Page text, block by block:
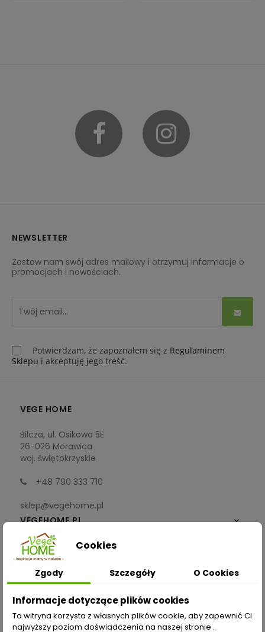
Facebook
NEWSLETTER
Zostaw nam swój adres mailowy i otrzymuj informacje o
promocjach i nowościach.
Potwierdzam, że zapoznałem się z Regulaminem
Sklepu i akceptuję jego treść.
VEGE HOME
Bilcza, ul. Osikowa 5E
26-026 Morawica
woj. świętokrzyskie
+48 790 333 710
sklep@vegehome.pl
VEGEHOME.PL

INFORMACJE
ZAKUPY
Moje konto
Cookies
Zgody Szczegóły O Cookies
Informacje dotyczące plików cookies
Ta witryna korzysta z własnych plików cookie, aby zapewnić Ci
najwyższy poziom doświadczenia na naszej stronie .